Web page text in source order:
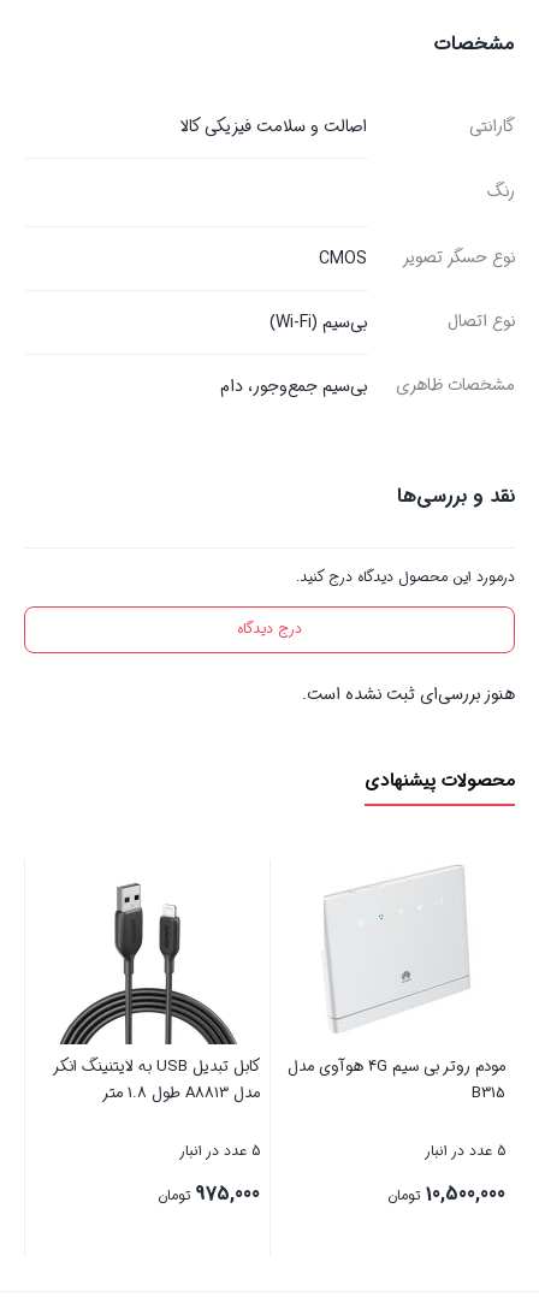
مشخصات
گارانتی اصالت و سلامت فیزیکی کالا
رنگ
نوع حسگر تصویر CMOS
نوع اتصال بی‌سیم (Wi-Fi)
مشخصات ظاهری بی‌سیم جمع‌وجور، دام
نقد و بررسی‌ها
درمورد این محصول دیدگاه درج کنید.
درج دیدگاه
هنوز بررسی‌ای ثبت نشده است.
محصولات پیشنهادی
کابل تبدیل USB به لایتنینگ انکر
مدل A8813 طول 1.8 متر
5 عدد در انبار
975,000 تومان
هدفون بلوتوثی انکر مدل
Soundcore Life P3
5 عدد در انبار
13,455,000